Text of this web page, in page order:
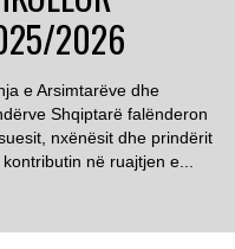
2026
e Arsimtarëve dhe
Shqiptarë falënderon
nxënësit dhe prindërit
në ruajtjen e...